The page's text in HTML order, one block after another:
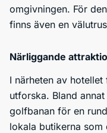
omgivningen. För
finns även en
Närliggande
I närheten av
utforska. Bland
golfbanan för en
lokala butikerna